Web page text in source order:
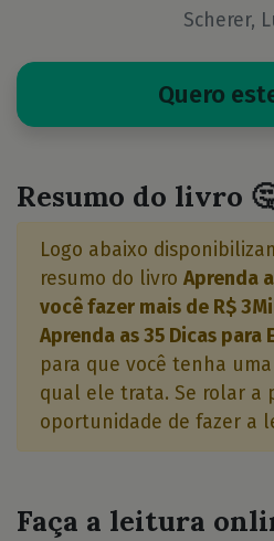
Scherer,
Quero
Resumo do livro
Logo abaixo
resumo do livro Aprenda
você fazer mais de R$
Aprenda as 35 Dicas para
para que você tenha
qual ele trata. Se rolar a
oportunidade de fazer a
Faça a leitura